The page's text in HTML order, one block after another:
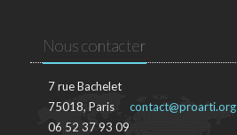
Nous contacter
7 rue Bachelet
75018, Paris
06 52 37 93 09
contact@proarti.org